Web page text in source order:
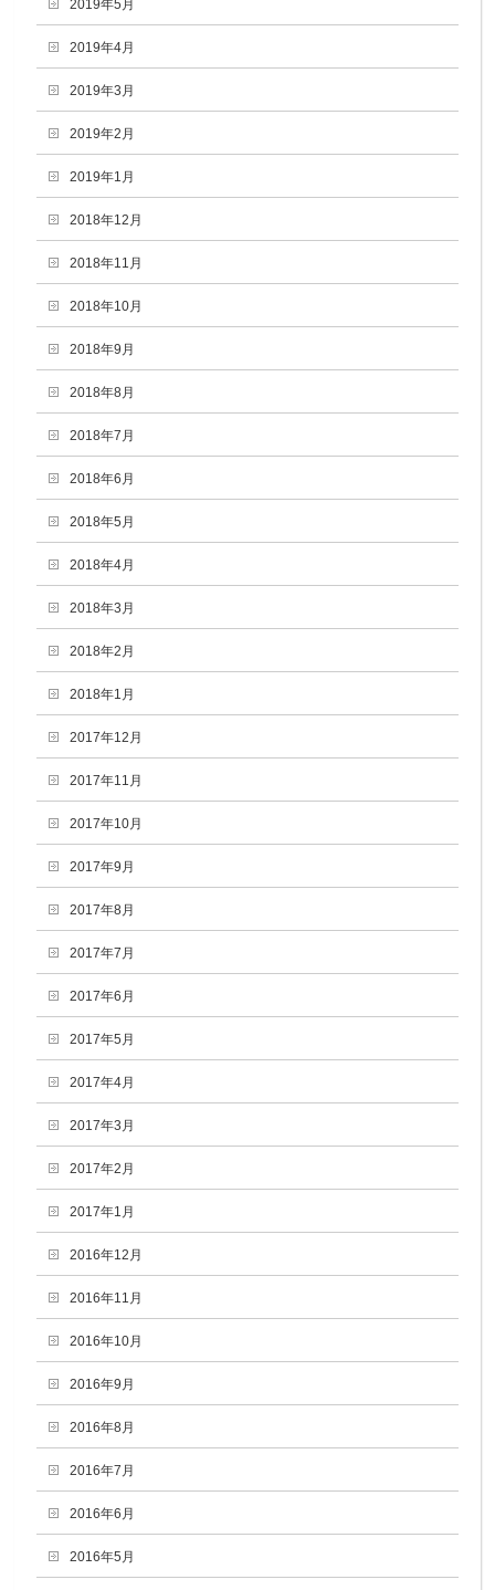
2019年5月
2019年4月
2019年3月
2019年2月
2019年1月
2018年12月
2018年11月
2018年10月
2018年9月
2018年8月
2018年7月
2018年6月
2018年5月
2018年4月
2018年3月
2018年2月
2018年1月
2017年12月
2017年11月
2017年10月
2017年9月
2017年8月
2017年7月
2017年6月
2017年5月
2017年4月
2017年3月
2017年2月
2017年1月
2016年12月
2016年11月
2016年10月
2016年9月
2016年8月
2016年7月
2016年6月
2016年5月